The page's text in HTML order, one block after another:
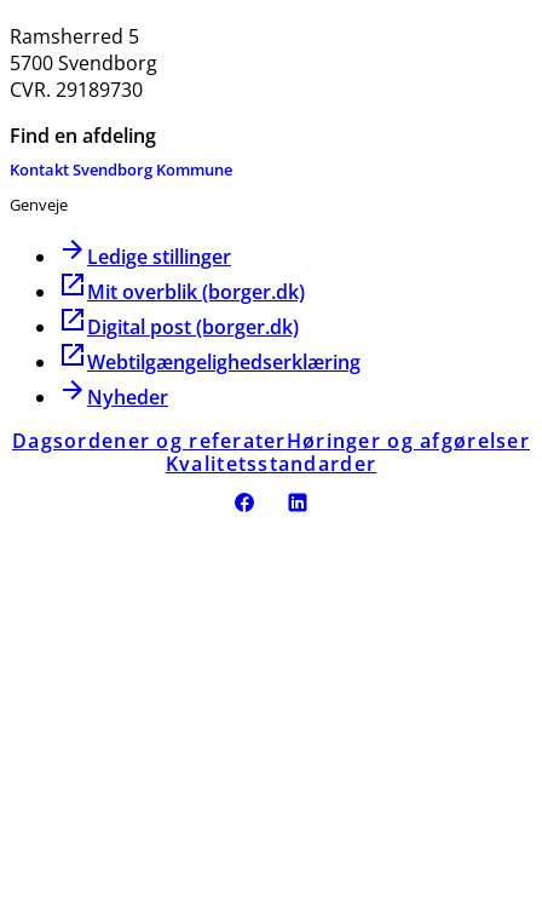
Ramsherred 5
5700 Svendborg
CVR. 29189730
Find en afdeling
Kontakt Svendborg Kommune
Genveje
Ledige stillinger
Mit overblik (borger.dk)
Digital post (borger.dk)
Webtilgængelighedserklæring
Nyheder
Dagsordener og referaterHøringer og afgørelser
Kvalitetsstandarder